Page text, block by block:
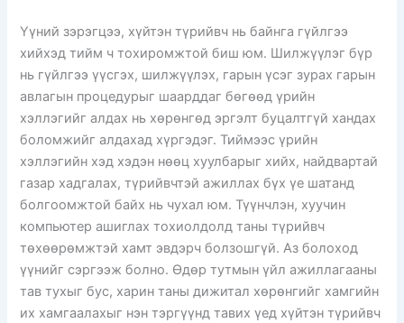
Үүний зэрэгцээ, хүйтэн түрийвч нь байнга гүйлгээ
хийхэд тийм ч тохиромжтой биш юм. Шилжүүлэг бүр
нь гүйлгээ үүсгэх, шилжүүлэх, гарын үсэг зурах гарын
авлагын процедурыг шаарддаг бөгөөд үрийн
хэллэгийг алдах нь хөрөнгөд эргэлт буцалтгүй хандах
боломжийг алдахад хүргэдэг. Тиймээс үрийн
хэллэгийн хэд хэдэн нөөц хуулбарыг хийх, найдвартай
газар хадгалах, түрийвчтэй ажиллах бүх үе шатанд
болгоомжтой байх нь чухал юм. Түүнчлэн, хуучин
компьютер ашиглах тохиолдолд таны түрийвч
төхөөрөмжтэй хамт эвдэрч болзошгүй. Аз болоход
үүнийг сэргээж болно. Өдөр тутмын үйл ажиллагааны
тав тухыг бус, харин таны дижитал хөрөнгийг хамгийн
их хамгаалахыг нэн тэргүүнд тавих үед хүйтэн түрийвч